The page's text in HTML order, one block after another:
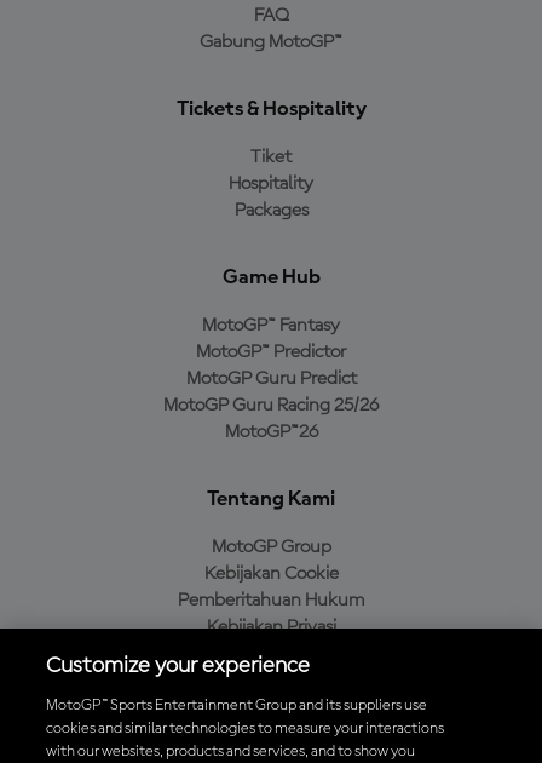
FAQ
Gabung MotoGP™
Tickets & Hospitality
Tiket
Hospitality
Packages
Game Hub
MotoGP™ Fantasy
MotoGP™ Predictor
MotoGP Guru Predict
MotoGP Guru Racing 25/26
MotoGP™26
Tentang Kami
MotoGP Group
Kebijakan Cookie
Pemberitahuan Hukum
Kebijakan Privasi
Kebijakan Pembelian
Unduh Aplikasi Resmi MotoGP™
Customize your experience
MotoGP™ Sports Entertainment Group and its suppliers use
cookies and similar technologies to measure your interactions
with our websites, products and services, and to show you